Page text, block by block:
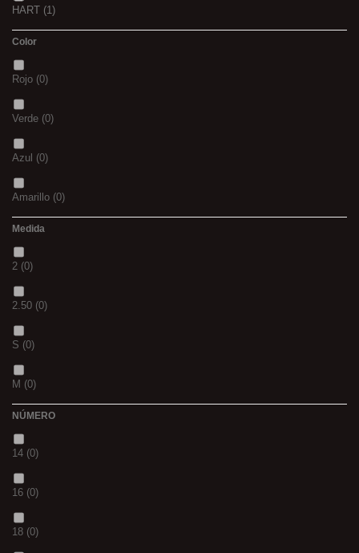
HART (1)
SENSAS
STONFO
STORM
Color
Rojo (0)
Verde (0)
Azul (0)
Amarillo (0)
(0)
(0)
BLACK & RED
PANTHER
36(0)
P(0)
14(0)
Medida
2 (0)
2.50 (0)
S (0)
M (0)
20MM
3 M (0)
(0)
NÚMERO
14 (0)
16 (0)
18 (0)